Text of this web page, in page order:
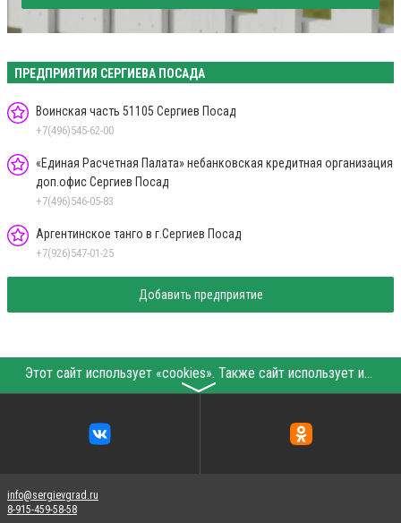
ПРЕДПРИЯТИЯ СЕРГИЕВА ПОСАДА
Воинская часть 51105 Сергиев Посад
+7(496)545-62-00
«Единая Расчетная Палата» небанковская кредитная организация
доп.офис Сергиев Посад
+7(496)546-05-83
Аргентинское танго в г.Сергиев Посад
+7(926)547-01-25
Добавить предприятие
Этот сайт использует «cookies». Также сайт использует интернет-сервис для сбора технических данных касательно посетителей с целью получения маркетинговой и статистической информации. Условия обработки данных посетителей сайта см.
〉
info@sergievgrad.ru
8-915-459-58-58